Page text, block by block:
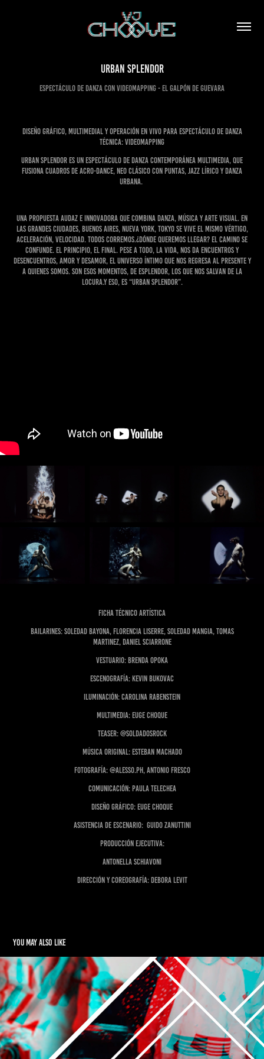
Urban Splendor
Espectáculo de Danza con videomapping - El Galpón de Guevara
Diseño gráfico, multimedial y operación en Vivo para espectáculo de Danza
Técnica: VideoMapping
Urban Splendor es un espectáculo de danza contemporánea multimedia, que
fusiona cuadros de acro-dance, neo clásico con puntas, jazz lírico y danza
urbana.
Una propuesta audaz e innovadora que combina danza, música y arte visual. En
las grandes ciudades, Buenos Aires, Nueva York, Tokyo se vive el mismo vértigo,
aceleración, velocidad. Todos corremos.¿Dónde queremos llegar? El camino se
confunde. El principio, el final. Pese a todo, la vida, nos da encuentros y
desencuentros, amor y desamor, el universo íntimo que nos regresa al presente y
a quienes somos. Son esos momentos, de esplendor, los que nos salvan de la
locura.Y eso, es “Urban Splendor”.
Ficha técnico artística
Bailarines: Soledad Bayona, Florencia Liserre, Soledad Mangia, Tomas
Martinez, Daniel Sciarrone
Vestuario: Brenda Opoka
Escenografía: Kevin Bukovac
Iluminación: Carolina Rabenstein
Multimedia: Euge Choque
Teaser: @soldadosrock
Música original: Esteban Machado
Fotografía: @alesso.ph, Antonio Fresco
Comunicación: Paula Telechea
Diseño gráfico: Euge Choque
Asistencia de escenario: Guido Zanuttini
Producción ejecutiva:
Antonella Schiavoni
Dirección y Coreografía: Debora Levit
You may also like
Recorridos Fantasmales
2019